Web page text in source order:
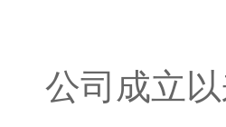
公司成立